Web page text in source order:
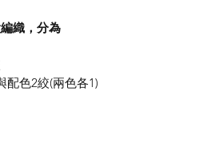
織，分為
配色2絞(兩色各1)